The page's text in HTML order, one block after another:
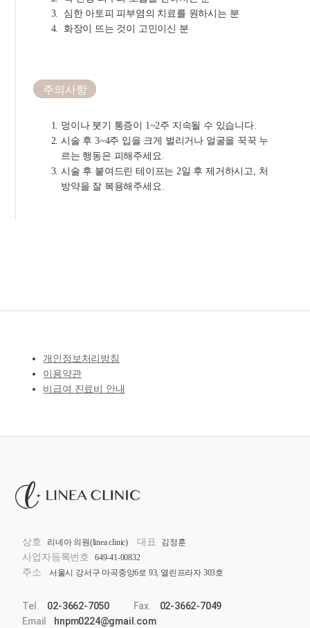
심한 아토피 피부염의 치료를 원하시는 분
화장이 뜨는 것이 고민이신 분
주의사항
멍이나 붓기 통증이 1~2주 지속될 수 있습니다.
시술 후 3~4주 입을 크게 벌리거나 얼굴을 꾹꾹 누
르는 행동은 피해주세요.
시술 후 붙여드린 테이프는 2일 후 제거하시고, 처
방약을 잘 복용해주세요.
개인정보처리방침
이용약관
비급여 진료비 안내
상호 리네아 의원(linea clinic) 대표 김정훈
사업자등록번호 649-41-00832
주소 서울시 강서구 마곡중앙6로 93, 열린프라자 303호
Tel. 02-3662-7050 Fax.
02-3662-7049
Email
hnpm0224@gmail.com